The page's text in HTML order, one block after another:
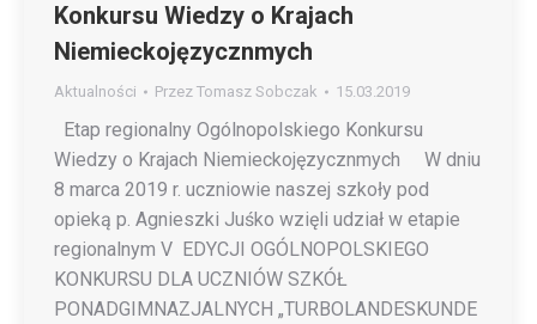
Konkursu Wiedzy o Krajach
Niemieckojęzycznmych
Aktualności Przez Tomasz Sobczak 15.03.2019
Etap regionalny Ogólnopolskiego Konkursu
Wiedzy o Krajach Niemieckojęzycznmych W dniu
8 marca 2019 r. uczniowie naszej szkoły pod
opieką p. Agnieszki Juśko wzięli udział w etapie
regionalnym V EDYCJI OGÓLNOPOLSKIEGO
KONKURSU DLA UCZNIÓW SZKÓŁ
PONADGIMNAZJALNYCH „TURBOLANDESKUNDE